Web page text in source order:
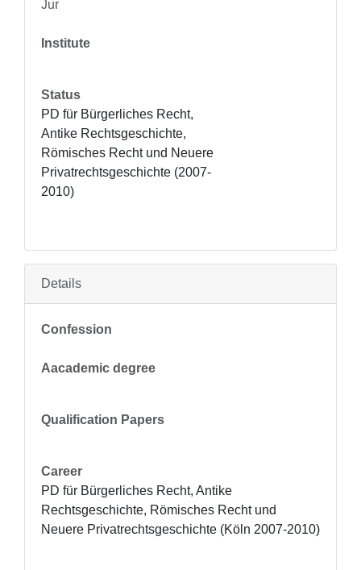
Jur
Institute
Status
PD für Bürgerliches Recht,
Antike Rechtsgeschichte,
Römisches Recht und Neuere
Privatrechtsgeschichte (2007-
2010)
Details
Confession
Aacademic degree
Qualification Papers
Career
PD für Bürgerliches Recht, Antike
Rechtsgeschichte, Römisches Recht und
Neuere Privatrechtsgeschichte (Köln 2007-2010)